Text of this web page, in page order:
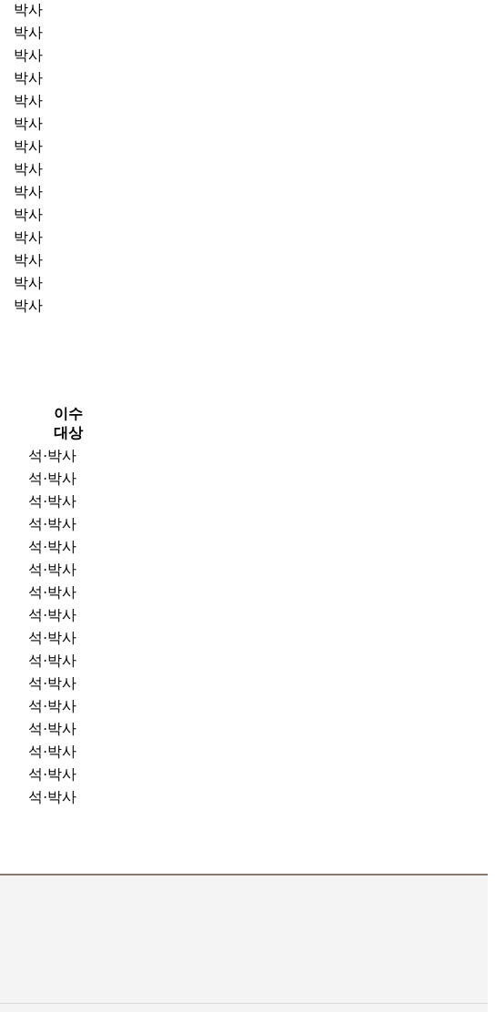
박사
박사
박사
박사
박사
박사
박사
박사
박사
박사
박사
박사
박사
박사
이수
대상
석·박사
석·박사
석·박사
석·박사
석·박사
석·박사
석·박사
석·박사
석·박사
석·박사
석·박사
석·박사
석·박사
석·박사
석·박사
석·박사